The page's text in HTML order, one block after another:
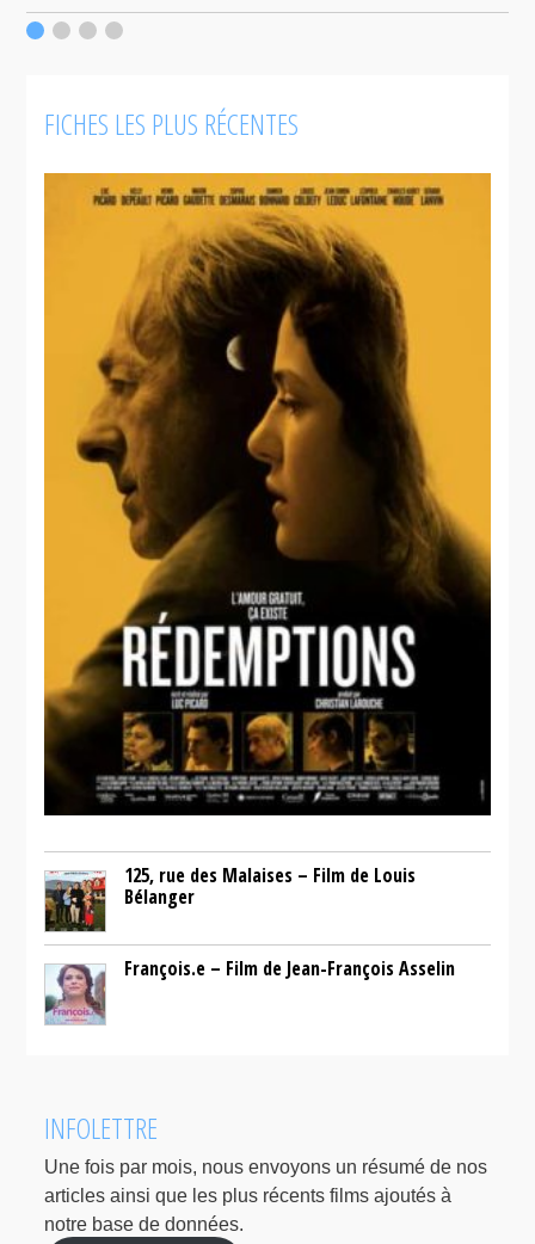
FICHES LES PLUS RÉCENTES
125, rue des Malaises – Film de Louis
Bélanger
François.e – Film de Jean-François Asselin
INFOLETTRE
Une fois par mois, nous envoyons un résumé de nos
articles ainsi que les plus récents films ajoutés à
notre base de données.